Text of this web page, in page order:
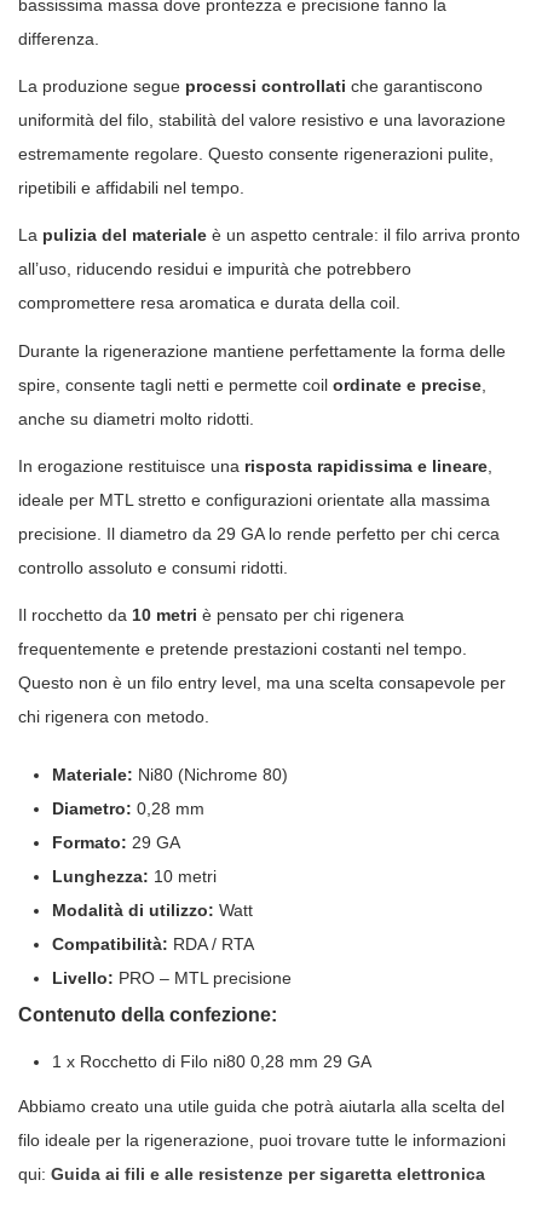
bassissima massa dove prontezza e precisione fanno la
differenza.
La produzione segue processi controllati che garantiscono
uniformità del filo, stabilità del valore resistivo e una lavorazione
estremamente regolare. Questo consente rigenerazioni pulite,
ripetibili e affidabili nel tempo.
La pulizia del materiale è un aspetto centrale: il filo arriva pronto
all’uso, riducendo residui e impurità che potrebbero
compromettere resa aromatica e durata della coil.
Durante la rigenerazione mantiene perfettamente la forma delle
spire, consente tagli netti e permette coil ordinate e precise
anche su diametri molto ridotti.
In erogazione restituisce una risposta rapidissima e lineare
ideale per MTL stretto e configurazioni orientate alla massima
precisione. Il diametro da 29 GA lo rende perfetto per chi cerca
controllo assoluto e consumi ridotti.
Il rocchetto da 10 metri è pensato per chi rigenera
frequentemente e pretende prestazioni costanti nel tempo.
Questo non è un filo entry level, ma una scelta consapevole per
chi rigenera con metodo.
Materiale: Ni80 (Nichrome 80)
Diametro: 0,28 mm
Formato: 29 GA
Lunghezza: 10 metri
Modalità di utilizzo: Watt
Compatibilità: RDA / RTA
Livello: PRO – MTL precisione
Contenuto della confezione:
1 x Rocchetto di Filo ni80 0,28 mm 29 GA
Abbiamo creato una utile guida che potrà aiutarla alla scelta del
filo ideale per la rigenerazione, puoi trovare tutte le informazioni
qui: Guida ai fili e alle resistenze per sigaretta elettronica